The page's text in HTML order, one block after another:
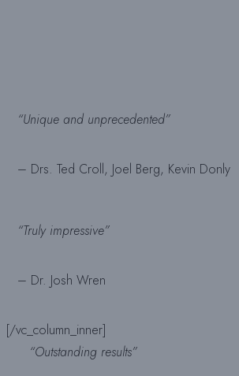
“Unique and unprecedented”
– Drs. Ted Croll, Joel Berg, Kevin Donly
“Truly impressive”
– Dr. Josh Wren
[/vc_column_inner]
“Outstanding results”